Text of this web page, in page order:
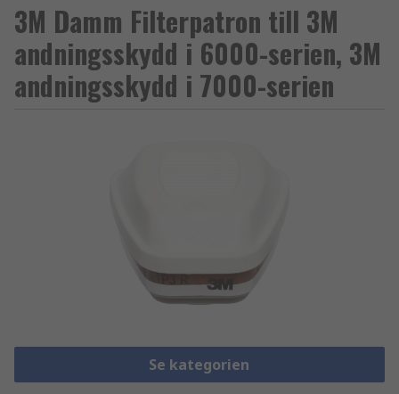
3M Damm Filterpatron till 3M
andningsskydd i 6000-serien, 3M
andningsskydd i 7000-serien
Se kategorien